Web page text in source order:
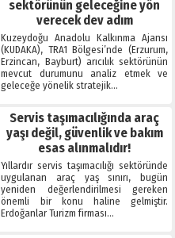
sektörünün geleceğine yön
verecek dev adım
Kuzeydoğu Anadolu Kalkınma Ajansı
(KUDAKA), TRA1 Bölgesi’nde (Erzurum,
Erzincan, Bayburt) arıcılık sektörünün
mevcut durumunu analiz etmek ve
geleceğe yönelik stratejik…
Servis taşımacılığında araç
yaşı değil, güvenlik ve bakım
esas alınmalıdır!
Yıllardır servis taşımacılığı sektöründe
uygulanan araç yaş sınırı, bugün
yeniden değerlendirilmesi gereken
önemli bir konu haline gelmiştir.
Erdoğanlar Turizm firması…